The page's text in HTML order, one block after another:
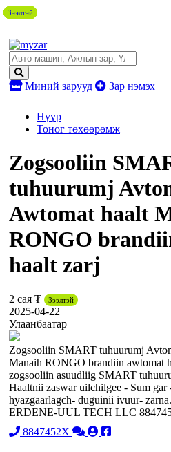
Миний зарууд Зар нэмэх
Нүүр
Тоног төхөөрөмж
Zogsooliin
tuhuurumj
Awtomat haalt
RONGO
haalt zarj
2 сая ₮ Зээлтэй
2025-04-22
Улаанбаатар
Zogsooliin SMART tuhuurumj
Manaih RONGO brandiin awtomat
zogsooliin asuudliig SMART
Haaltnii zaswar uilchilgee - Sum
hyazgaarlagch- duguinii ivuur-
ERDENE-UUL TECH LLC
8847452X
Зээлтэй
Зээлтэй
Зээлтэй
Зээлтэй
Зээлтэй
Зээлтэй
Зээлтэй
Зээлтэй
Зээлтэй